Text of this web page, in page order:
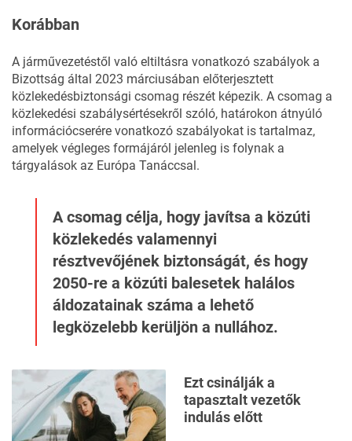
Korábban
A járművezetéstől való eltiltásra vonatkozó szabályok a
Bizottság által 2023 márciusában előterjesztett
közlekedésbiztonsági csomag részét képezik. A csomag a
közlekedési szabálysértésekről szóló, határokon átnyúló
információcserére vonatkozó szabályokat is tartalmaz,
amelyek végleges formájáról jelenleg is folynak a
tárgyalások az Európa Tanáccsal.
A csomag célja, hogy javítsa a közúti
közlekedés valamennyi
résztvevőjének biztonságát, és hogy
2050-re a közúti balesetek halálos
áldozatainak száma a lehető
legközelebb kerüljön a nullához.
Ezt csinálják a
tapasztalt vezetők
indulás előtt